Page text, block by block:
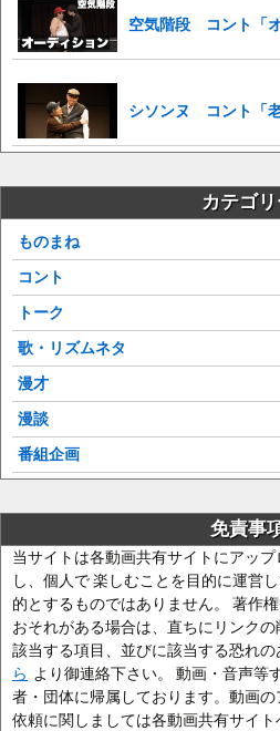
空気階段 コント「
シソンヌ コント「老
カテゴ
ものまね
コント
トーク
歌・リズムネタ
漫才
漫談
番組企画
免責事
当サイトは各動画共有サイトにアッ
し、個人で 楽しむことを目的に運営
的とするものではありません。 著作
おそれがある場合は、直ちにリンク
該当する項目、並びに該当する恐れの
ら より御連絡下さい。 動画・音声等
者・団体に帰属しております。動画
依頼に関しましては各動画共有サイ